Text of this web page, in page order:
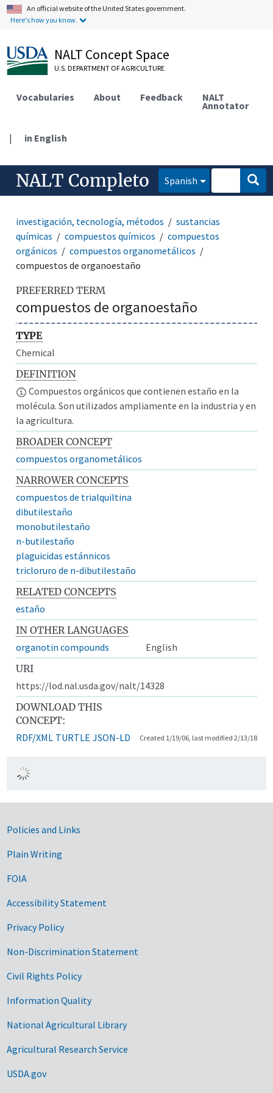
An official website of the United States government.
Here's how you know.
NALT Concept Space
U.S. DEPARTMENT OF AGRICULTURE
Vocabularies About Feedback NALT
Annotator
| in English
NALT Completo Spanish
investigación, tecnología, métodos
sustancias
químicas
compuestos químicos
compuestos
orgánicos
compuestos organometálicos
compuestos de organoestaño
PREFERRED TERM
compuestos de organoestaño
TYPE
Chemical
DEFINITION
Compuestos orgánicos que contienen estaño en la
molécula. Son utilizados ampliamente en la industria y en
la agricultura.
BROADER CONCEPT
compuestos organometálicos
NARROWER CONCEPTS
compuestos de trialquiltina
dibutilestaño
monobutilestaño
n-butilestaño
plaguicidas estánnicos
tricloruro de n-dibutilestaño
RELATED CONCEPTS
estaño
IN OTHER LANGUAGES
organotin compounds
English
URI
https://lod.nal.usda.gov/nalt/14328
DOWNLOAD THIS
CONCEPT:
RDF/XML TURTLE JSON-LD Created 1/19/06, last modified 2/13/18
Government Links
Policies and Links
Plain Writing
FOIA
Accessibility Statement
Privacy Policy
Non-Discrimination Statement
Civil Rights Policy
Information Quality
National Agricultural Library
Agricultural Research Service
USDA.gov